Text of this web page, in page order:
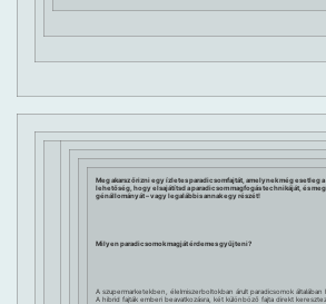
Meg akarsz őrizni egy ízletes paradicsomfajtát, amelynek még esetleg
lehetőség, hogy elsajátítsd a paradicsom magfogás technikáját, és
génállományát – vagy legalábbis annak egy részét!
Milyen paradicsomok magját érdemes gyűjteni?
A szupermarketekben, élelmiszerboltokban árult paradicsomok általában
A hibrid fajták emberi beavatkozásra, két különböző fajta direkt